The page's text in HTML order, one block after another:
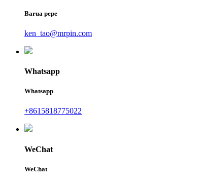
Barua pepe
ken_tao@mrpin.com
Whatsapp
Whatsapp
+8615818775022
WeChat
WeChat